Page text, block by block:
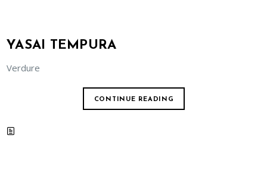
YASAI TEMPURA
Verdure
CONTINUE READING